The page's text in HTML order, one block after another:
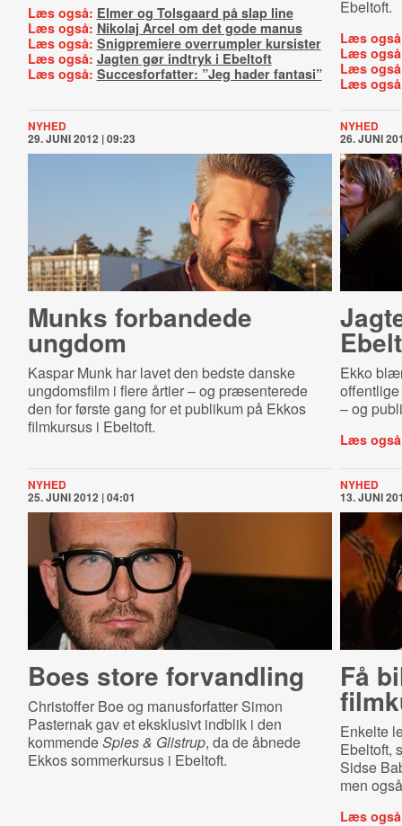
Læs også: Elmer og Tolsgaard på slap line
Læs også: Nikolaj Arcel om det gode manus
Læs også: Snigpremiere overrumpler kursister
Læs også: Jagten gør indtryk i Ebeltoft
Læs også: Succesforfatter: ”Jeg hader fantasi”
Ebeltoft.
Læs
Læs
Læs
Læs
NYHED
29. JUNI 2012 | 09:23
Munks forbandede
ungdom
Kaspar Munk har lavet den bedste danske
ungdomsfilm i flere årtier – og præsenterede
den for første gang for et publikum på Ekkos
filmkursus i Ebeltoft.
NYHED
26. JUNI
Ekko
– og
Læs
NYHED
25. JUNI 2012 | 04:01
Boes store forvandling
Christoffer Boe og manusforfatter Simon
Pasternak gav et eksklusivt indblik i den
kommendeSpies & Glistrup, da de åbnede
Ekkos sommerkursus i Ebeltoft.
NYHED
13. JUNI
Få
Enkelte
Ebeltoft,
Sidse
men
Læs